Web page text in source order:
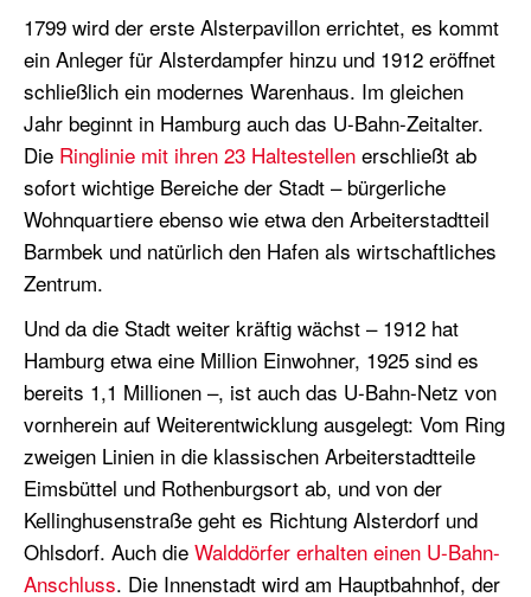
1799 wird der erste Alsterpavillon errichtet, es kommt
ein Anleger für Alsterdampfer hinzu und 1912 eröffnet
schließlich ein modernes Warenhaus. Im gleichen
Jahr beginnt in Hamburg auch das U-Bahn-Zeitalter.
Die Ringlinie mit ihren 23 Haltestellen erschließt ab
sofort wichtige Bereiche der Stadt – bürgerliche
Wohnquartiere ebenso wie etwa den Arbeiterstadtteil
Barmbek und natürlich den Hafen als wirtschaftliches
Zentrum.
Und da die Stadt weiter kräftig wächst – 1912 hat
Hamburg etwa eine Million Einwohner, 1925 sind es
bereits 1,1 Millionen –, ist auch das U-Bahn-Netz von
vornherein auf Weiterentwicklung ausgelegt: Vom Ring
zweigen Linien in die klassischen Arbeiterstadtteile
Eimsbüttel und Rothenburgsort ab, und von der
Kellinghusenstraße geht es Richtung Alsterdorf und
Ohlsdorf. Auch die Walddörfer erhalten einen U-Bahn-
Anschluss. Die Innenstadt wird am Hauptbahnhof, der